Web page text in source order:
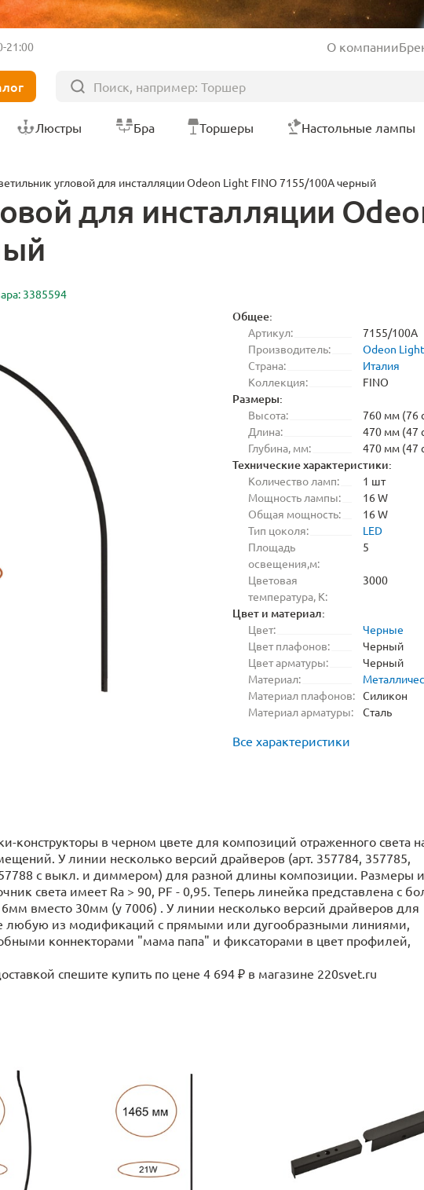
21:00 О компании
Люстры Бра Торшеры Настольные лампы
угловой для инсталляции Odeon Light FINO 7155/100A черный
для инсталляции
3385594
Общее:
Артикул:
7155/100A
Производитель:
Odeon Light
Страна:
Италия
Коллекция:
FINO
Размеры:
Высота:
760 мм (76
Длина:
470 мм (47
Глубина, мм:
470 мм (47
Технические характеристики:
Количество ламп:
1 шт
Мощность лампы:
16 W
Общая мощность:
16 W
Тип цоколя:
LED
Площадь
освещения,м:
5
Цветовая
температура, K:
3000
Цвет и материал:
Цвет:
Черные
Цвет плафонов:
Черный
Цвет арматуры:
Черный
Материал:
Материал плафонов: Силикон
Материал арматуры:
Сталь
Все характеристики
конструкторы в черном цвете для композиций отраженного света
У линии несколько версий драйверов (арт. 357784, 357785,
с выкл. и диммером) для разной длины композиции. Размеры и
света имеет Ra > 90, PF - 0,95. Теперь линейка представлена с
вместо 30мм (у 7006) . У линии несколько версий драйверов для
любую из модификаций с прямыми или дугообразными линиями,
коннекторами "мама папа" и фиксаторами в цвет профилей,
спешите купить по цене 4 694 ₽ в магазине 220svet.ru